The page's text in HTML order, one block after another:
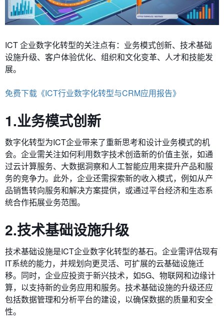
ICT 企业数字化转型的关注点有：业务模式创新、 技术基础
设施升级、客户体验优化、组织和文化变革、人才和技能发
展。
免费下载《ICT行业数字化转型与CRM应用报告》
1.业务模式创新
数字化转型为ICT企业带来了重新思考和设计业务模式的机
会。企业需关注如何利用数字技术创造新的价值主张，如通
过云计算服务、大数据洞察和人工智能应用来提升产品和服
务的竞争力。此外，企业还需探索新的收入模式，例如从产
品销售转向服务和解决方案提供，或通过平台经济和生态系
统合作拓展业务范围。
2.技术基础设施升级
技术基础设施是ICT企业数字化转型的基石。企业需评估现有
IT系统的能力，并规划向更灵活、可扩展的云基础设施迁
移。同时，企业应投资于新兴技术，如5G、物联网和边缘计
算，以支持新的业务应用和服务。技术基础设施的升级还应
包括数据管理和分析平台的建设，以确保数据的质量和安全
性。